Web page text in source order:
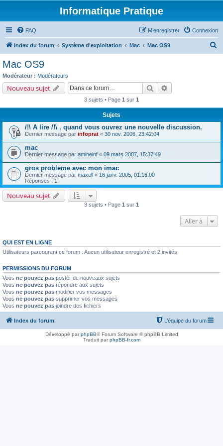
Informatique Pratique
FAQ Connexion
M’enregistrer
Index du forum Système d'exploitation Mac Mac OS9
Mac OS9
Modérateur : Modérateurs
Nouveau sujet Rechercher
3 sujets • Page 1 sur 1
Sujets
/!\ A lire /!\ , quand vous ouvrez une nouvelle discussion.
Dernier message par infoprat « 30 nov. 2006, 23:42:04
mac
Dernier message par amineinf « 09 mars 2007, 15:37:49
gros probleme avec mon imac
Dernier message par maxell « 16 janv. 2005, 01:16:00
Réponses : 1
Nouveau sujet
3 sujets • Page 1 sur 1
Aller à
QUI EST EN LIGNE
Utilisateurs parcourant ce forum : Aucun utilisateur enregistré et 2 invités
PERMISSIONS DU FORUM
Vous ne pouvez pas poster de nouveaux sujets
Vous ne pouvez pas répondre aux sujets
Vous ne pouvez pas modifier vos messages
Vous ne pouvez pas supprimer vos messages
Vous ne pouvez pas joindre des fichiers
Index du forum L’équipe du forum
Développé parphpBB® Forum Software © phpBB Limited
Traduit parphpBB-fr.com